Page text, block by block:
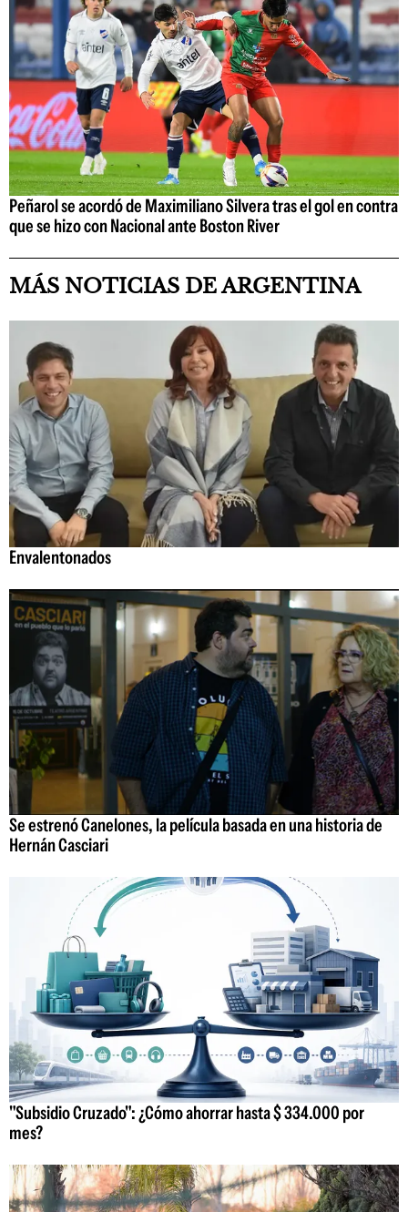
Peñarol se acordó de Maximiliano Silvera tras el gol en contra
que se hizo con Nacional ante Boston River
MÁS NOTICIAS DE ARGENTINA
Envalentonados
Se estrenó Canelones, la película basada en una historia de
Hernán Casciari
"Subsidio Cruzado": ¿Cómo ahorrar hasta $ 334.000 por
mes?